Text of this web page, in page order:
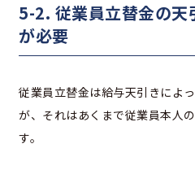
5-2. 従業員立替金の天
が必要
従業員立替金は給与天引きによ
が、それはあくまで従業員本人
す。